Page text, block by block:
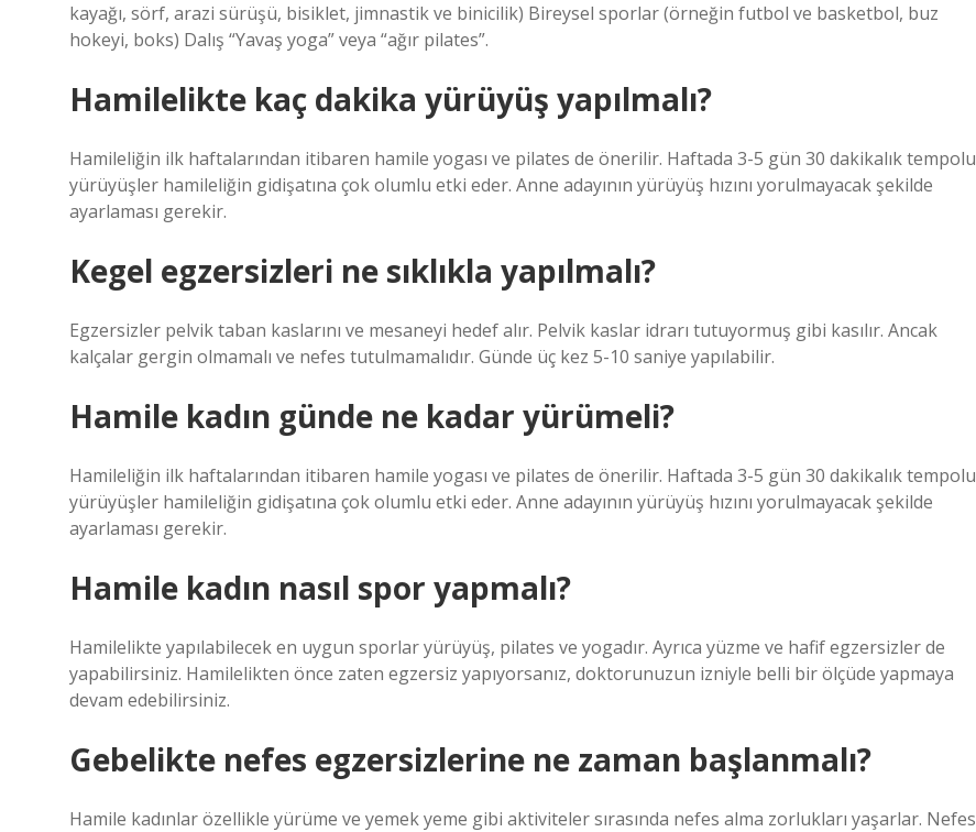
kayağı, sörf, arazi sürüşü, bisiklet, jimnastik ve binicilik) Bireysel sporlar (örneğin futbol ve basketbol, ​​buz
hokeyi, boks) Dalış “Yavaş yoga” veya “ağır pilates”.
Hamilelikte kaç dakika yürüyüş yapılmalı?
Hamileliğin ilk haftalarından itibaren hamile yogası ve pilates de önerilir. Haftada 3-5 gün 30 dakikalık tempolu
yürüyüşler hamileliğin gidişatına çok olumlu etki eder. Anne adayının yürüyüş hızını yorulmayacak şekilde
ayarlaması gerekir.
Kegel egzersizleri ne sıklıkla yapılmalı?
Egzersizler pelvik taban kaslarını ve mesaneyi hedef alır. Pelvik kaslar idrarı tutuyormuş gibi kasılır. Ancak
kalçalar gergin olmamalı ve nefes tutulmamalıdır. Günde üç kez 5-10 saniye yapılabilir.
Hamile kadın günde ne kadar yürümeli?
Hamileliğin ilk haftalarından itibaren hamile yogası ve pilates de önerilir. Haftada 3-5 gün 30 dakikalık tempolu
yürüyüşler hamileliğin gidişatına çok olumlu etki eder. Anne adayının yürüyüş hızını yorulmayacak şekilde
ayarlaması gerekir.
Hamile kadın nasıl spor yapmalı?
Hamilelikte yapılabilecek en uygun sporlar yürüyüş, pilates ve yogadır. Ayrıca yüzme ve hafif egzersizler de
yapabilirsiniz. Hamilelikten önce zaten egzersiz yapıyorsanız, doktorunuzun izniyle belli bir ölçüde yapmaya
devam edebilirsiniz.
Gebelikte nefes egzersizlerine ne zaman başlanmalı?
Hamile kadınlar özellikle yürüme ve yemek yeme gibi aktiviteler sırasında nefes alma zorlukları yaşarlar. Nefes